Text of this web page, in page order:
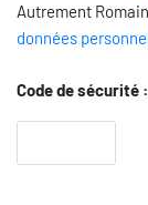
Autrement
données
Code de sécurité :